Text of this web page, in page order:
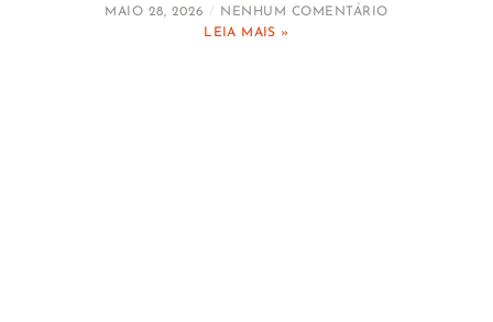
MAIO 28, 2026
NENHUM COMENTÁRIO
LEIA MAIS »